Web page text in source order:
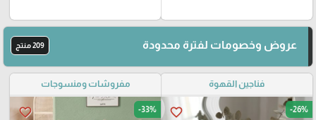
عروض وخصومات لفترة محدودة 209 منتج
فناجين القهوة
favorite_border -26%
مفروشات ومنسوجات
favorite_border -33%